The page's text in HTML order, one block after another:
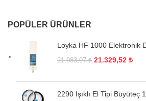
POPÜLER ÜRÜNLER
Loyka HF 1000 Elektronik
21.983,07₺ 21.329,52 ₺
2290 Işıklı El Tipi Büyüteç